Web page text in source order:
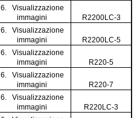
6. Visualizzazione
immagini
R2200LC-3
6. Visualizzazione
immagini
R2200LC-5
6. Visualizzazione
immagini
R220-5
6. Visualizzazione
immagini
R220-7
6. Visualizzazione
immagini
R220LC-3